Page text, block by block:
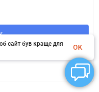
сайт був краще для
OK